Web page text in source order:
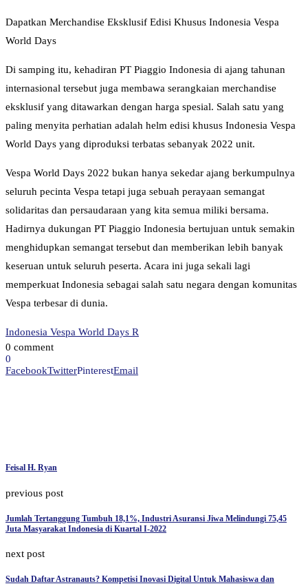
Dapatkan Merchandise Eksklusif Edisi Khusus Indonesia Vespa
World Days
Di samping itu, kehadiran PT Piaggio Indonesia di ajang tahunan
internasional tersebut juga membawa serangkaian merchandise
eksklusif yang ditawarkan dengan harga spesial. Salah satu yang
paling menyita perhatian adalah helm edisi khusus Indonesia Vespa
World Days yang diproduksi terbatas sebanyak 2022 unit.
Vespa World Days 2022 bukan hanya sekedar ajang berkumpulnya
seluruh pecinta Vespa tetapi juga sebuah perayaan semangat
solidaritas dan persaudaraan yang kita semua miliki bersama.
Hadirnya dukungan PT Piaggio Indonesia bertujuan untuk semakin
menghidupkan semangat tersebut dan memberikan lebih banyak
keseruan untuk seluruh peserta. Acara ini juga sekali lagi
memperkuat Indonesia sebagai salah satu negara dengan komunitas
Vespa terbesar di dunia.
Indonesia Vespa World Days R
0 comment
0
FacebookTwitterPinterestEmail
Feisal H. Ryan
previous post
Jumlah Tertanggung Tumbuh 18,1%, Industri Asuransi Jiwa Melindungi 75,45
Juta Masyarakat Indonesia di Kuartal I-2022
next post
Sudah Daftar Astranauts? Kompetisi Inovasi Digital Untuk Mahasiswa dan